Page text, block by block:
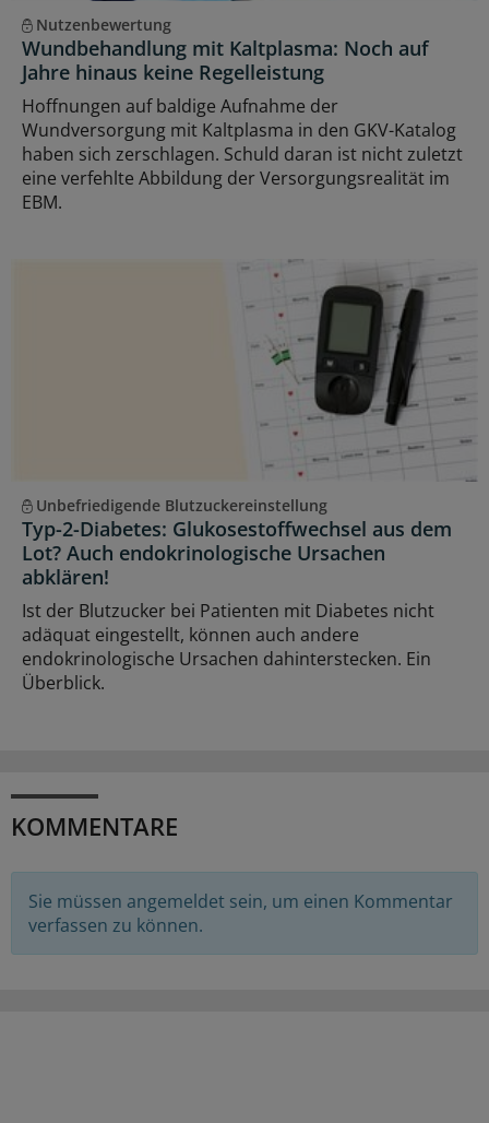
Nutzenbewertung
Wundbehandlung mit Kaltplasma: Noch auf
Jahre hinaus keine Regelleistung
Hoffnungen auf baldige Aufnahme der
Wundversorgung mit Kaltplasma in den GKV-Katalog
haben sich zerschlagen. Schuld daran ist nicht zuletzt
eine verfehlte Abbildung der Versorgungsrealität im
EBM.
Unbefriedigende Blutzuckereinstellung
Typ-2-Diabetes: Glukosestoffwechsel aus dem
Lot? Auch endokrinologische Ursachen
abklären!
Ist der Blutzucker bei Patienten mit Diabetes nicht
adäquat eingestellt, können auch andere
endokrinologische Ursachen dahinterstecken. Ein
Überblick.
KOMMENTARE
Sie müssen angemeldet sein, um einen Kommentar
verfassen zu können.